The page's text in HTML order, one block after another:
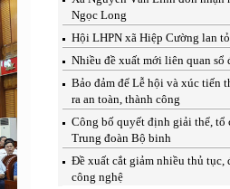
Ngọc Long
Hội LHPN xã Hiệp Cường lan
Nhiều đề xuất mới liên quan
Bảo đảm để Lễ hội và xúc tiến
ra an toàn, thành công
Công bố quyết định giải thể,
Trung đoàn Bộ binh
Đề xuất cắt giảm nhiều thủ
công nghệ